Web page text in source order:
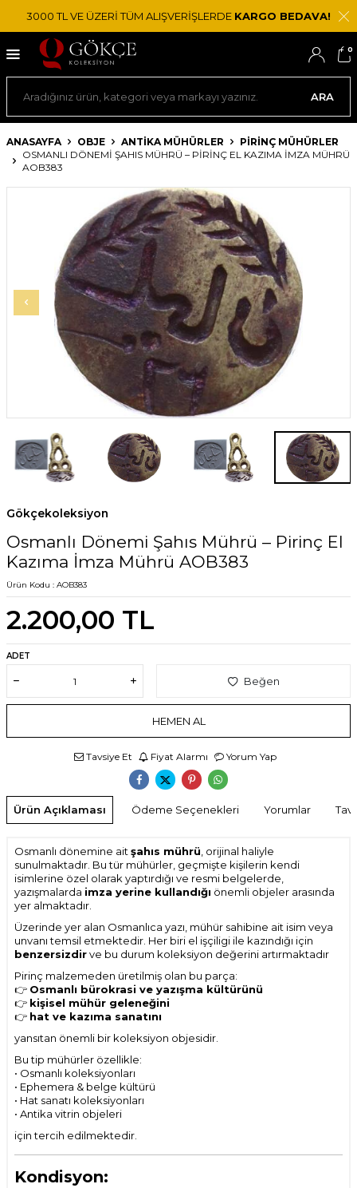
3000 TL VE ÜZERİ TÜM ALIŞVERİŞLERDE KARGO BEDAVA!
ARA
0
ANASAYFA OBJE ANTIKA MÜHÜRLER
PIRINÇ MÜHÜRLER
OSMANLI DÖNEMI ŞAHIS MÜHRÜ – PIRINÇ EL KAZIMA İMZA MÜHRÜ
AOB383
Gökçekoleksiyon
Osmanlı Dönemi Şahıs Mührü – Pirinç El
Kazıma İmza Mührü AOB383
Ürün Kodu : AOB383
2.200,00 TL
ADET
Beğen
HEMEN AL
Tavsiye Et Fiyat Alarmı Yorum Yap
Ürün Açıklaması Ödeme Seçenekleri Yorumlar
Osmanlı dönemine aitşahıs mührü, orijinal haliyle
sunulmaktadır. Bu tür mühürler, geçmişte kişilerin kendi
isimlerine özel olarak yaptırdığı ve resmi belgelerde,
yazışmalarda imza yerine kullandığı önemli objeler arasında
yer almaktadır.
Üzerinde yer alan Osmanlıca yazı, mühür sahibine ait isim veya
unvanı temsil etmektedir. Her biri el işçiligi ile kazındığı için
benzersizdirve bu durum koleksiyon değerini artırmaktadır
Pirinç malzemeden üretilmiş olan bu parça:
👉 Osmanlı bürokrasi ve yazışma kültürünü
👉 kişisel mühür geleneğini
👉 hat ve kazıma sanatını
yansıtan önemli bir koleksiyon objesidir.
Bu tip mühürler özellikle:
• Osmanlı koleksiyonları
• Ephemera & belge kültürü
• Hat sanatı koleksiyonları
• Antika vitrin objeleri
için tercih edilmektedir.
Kondisyon: